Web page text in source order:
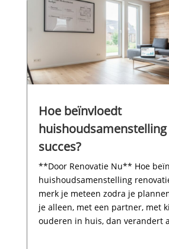
Hoe beïnvloedt
succes?
**Door Renovatie Nu** Hoe
huishoudsamenstelling
merk je meteen zodra je
je alleen, met een partner, met
ouderen in huis, dan verandert